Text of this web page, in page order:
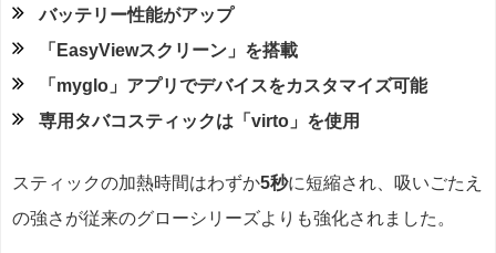
バッテリー性能がアップ
「EasyViewスクリーン」を搭載
「myglo」アプリでデバイスをカスタマイズ可能
専用タバコスティックは「virto」を使用
スティックの加熱時間はわずか5秒に短縮され、吸いごたえ
の強さが従来のグローシリーズよりも強化されました。